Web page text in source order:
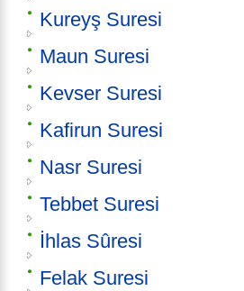
Kureyş Suresi
Maun Suresi
Kevser Suresi
Kafirun Suresi
Nasr Suresi
Tebbet Suresi
İhlas Sûresi
Felak Suresi